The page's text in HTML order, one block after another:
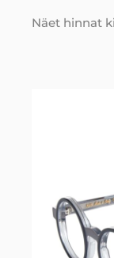
Näet hinnat